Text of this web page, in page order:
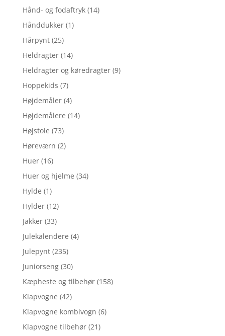
Hånd- og fodaftryk (14)
Hånddukker (1)
Hårpynt (25)
Heldragter (14)
Heldragter og køredragter (9)
Hoppekids (7)
Højdemåler (4)
Højdemålere (14)
Højstole (73)
Høreværn (2)
Huer (16)
Huer og hjelme (34)
Hylde (1)
Hylder (12)
Jakker (33)
Julekalendere (4)
Julepynt (235)
Juniorseng (30)
Kæpheste og tilbehør (158)
Klapvogne (42)
Klapvogne kombivogn (6)
Klapvogne tilbehør (21)